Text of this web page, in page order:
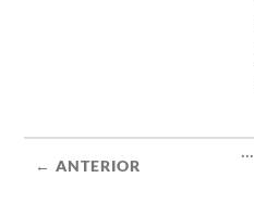
← ANTERIOR
...